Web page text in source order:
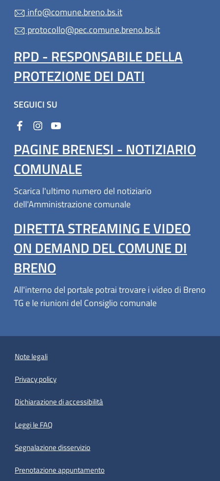
info@comune.breno.bs.it
protocollo@pec.comune.breno.bs.it
RPD - RESPONSABILE DELLA
PROTEZIONE DEI DATI
SEGUICI SU
PAGINE BRENESI - NOTIZIARIO
COMUNALE
Scarica l'ultimo numero del notiziario
dell'Amministrazione comunale
DIRETTA STREAMING E VIDEO
ON DEMAND DEL COMUNE DI
BRENO
All'interno del portale potrai trovare i video di Breno
TG e le riunioni del Consiglio comunale
Note legali
Privacy policy
Dichiarazione di accessibilità
Leggi le FAQ
Segnalazione disservizio
Prenotazione appuntamento